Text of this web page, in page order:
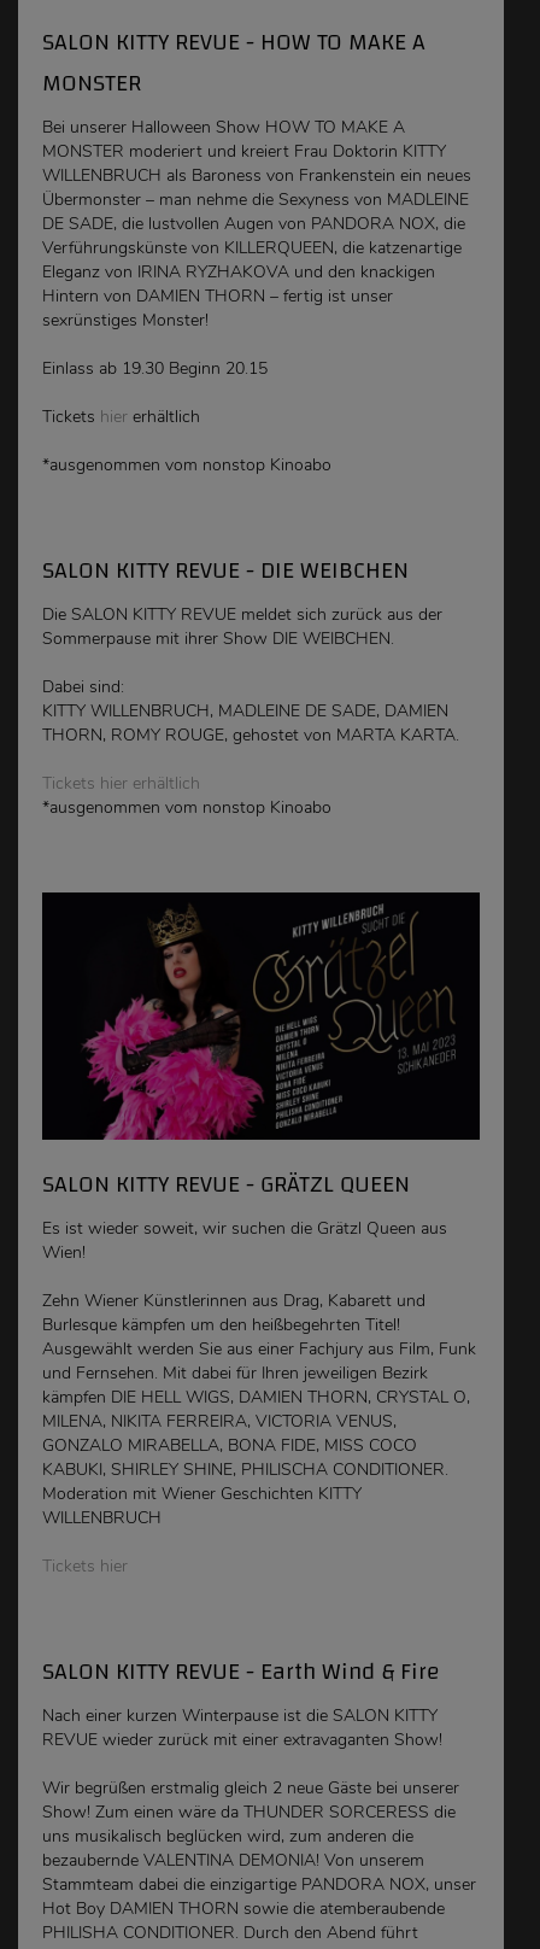
SALON KITTY REVUE - HOW TO MAKE A
MONSTER
Bei unserer Halloween Show HOW TO MAKE A
MONSTER moderiert und kreiert Frau Doktorin KITTY
WILLENBRUCH als Baroness von Frankenstein ein neues
Übermonster – man nehme die Sexyness von MADLEINE
DE SADE, die lustvollen Augen von PANDORA NOX, die
Verführungskünste von KILLERQUEEN, die katzenartige
Eleganz von IRINA RYZHAKOVA und den knackigen
Hintern von DAMIEN THORN – fertig ist unser
sexrünstiges Monster!
Einlass ab 19.30 Beginn 20.15
Tickets hier erhältlich
*ausgenommen vom nonstop Kinoabo
SALON KITTY REVUE - DIE WEIBCHEN
Die SALON KITTY REVUE meldet sich zurück aus der
Sommerpause mit ihrer Show DIE WEIBCHEN.
Dabei sind:
KITTY WILLENBRUCH, MADLEINE DE SADE, DAMIEN
THORN, ROMY ROUGE, gehostet von MARTA KARTA.
Tickets hier erhältlich
*ausgenommen vom nonstop Kinoabo
SALON KITTY REVUE - GRÄTZL QUEEN
Es ist wieder soweit, wir suchen die Grätzl Queen aus
Wien!
Zehn Wiener Künstlerinnen aus Drag, Kabarett und
Burlesque kämpfen um den heißbegehrten Titel!
Ausgewählt werden Sie aus einer Fachjury aus Film, Funk
und Fernsehen. Mit dabei für Ihren jeweiligen Bezirk
kämpfen DIE HELL WIGS, DAMIEN THORN, CRYSTAL O,
MILENA, NIKITA FERREIRA, VICTORIA VENUS,
GONZALO MIRABELLA, BONA FIDE, MISS COCO
KABUKI, SHIRLEY SHINE, PHILISCHA CONDITIONER.
Moderation mit Wiener Geschichten KITTY
WILLENBRUCH
Tickets hier
SALON KITTY REVUE - Earth Wind & Fire
Nach einer kurzen Winterpause ist die SALON KITTY
REVUE wieder zurück mit einer extravaganten Show!
Wir begrüßen erstmalig gleich 2 neue Gäste bei unserer
Show! Zum einen wäre da THUNDER SORCERESS die
uns musikalisch beglücken wird, zum anderen die
bezaubernde VALENTINA DEMONIA! Von unserem
Stammteam dabei die einzigartige PANDORA NOX, unser
Hot Boy DAMIEN THORN sowie die atemberaubende
PHILISHA CONDITIONER. Durch den Abend führt